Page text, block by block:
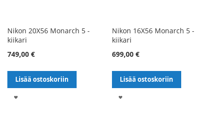
Nikon 20X56 Monarch 5 -
kiikari
749,00 €
Lisää ostoskoriin
Nikon 16X56 Monarch 5 -
kiikari
699,00 €
Lisää ostoskoriin